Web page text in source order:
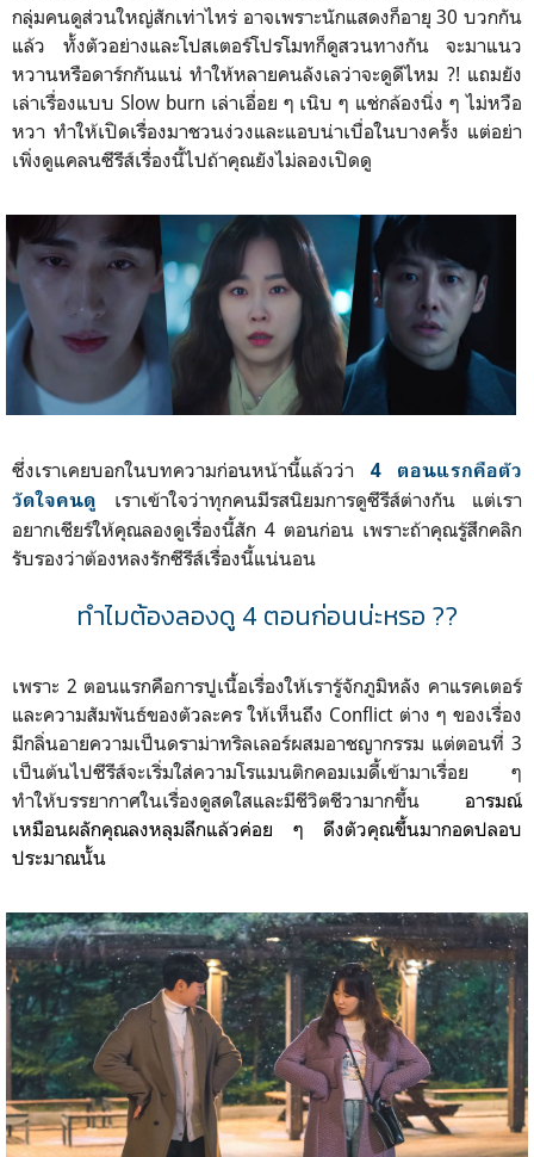
กลุ่มคนดูส่วนใหญ่สักเท่าไหร่ อาจเพราะนักแสดงก็อายุ 30 บวกกัน
แล้ว ทั้งตัวอย่างและโปสเตอร์โปรโมทก็ดูสวนทางกัน จะมาแนว
หวานหรือดาร์กกันแน่ ทำให้หลายคนลังเลว่าจะดูดีไหม ?! แถมยัง
เล่าเรื่องแบบ Slow burn เล่าเอื่อย ๆ เนิบ ๆ แช่กล้องนิ่ง ๆ ไม่หวือ
หวา ทำให้เปิดเรื่องมาชวนง่วงและแอบน่าเบื่อในบางครั้ง แต่อย่า
เพิ่งดูแคลนซีรีส์เรื่องนี้ไปถ้าคุณยังไม่ลองเปิดดู
ซึ่งเราเคยบอกในบทความก่อนหน้านี้แล้วว่า
4 ตอนแรกคือตัว
วัดใจคนดู
เราเข้าใจว่าทุกคนมีรสนิยมการดูซีรีส์ต่างกัน แต่เรา
อยากเชียร์ให้คุณลองดูเรื่องนี้สัก 4 ตอนก่อน เพราะถ้าคุณรู้สึกคลิก
รับรองว่าต้องหลงรักซีรีส์เรื่องนี้แน่นอน
ทำไมต้องลองดู 4 ตอนก่อนน่ะหรอ ??
เพราะ 2 ตอนแรกคือการปูเนื้อเรื่องให้เรารู้จักภูมิหลัง คาแรคเตอร์
และความสัมพันธ์ของตัวละคร ให้เห็นถึง Conflict ต่าง ๆ ของเรื่อง
มีกลิ่นอายความเป็นดราม่าทริลเลอร์ผสมอาชญากรรม แต่ตอนที่ 3
เป็นต้นไปซีรีส์จะเริ่มใส่ความโรแมนติกคอมเมดี้เข้ามาเรื่อย ๆ
ทำให้บรรยากาศในเรื่องดูสดใสและมีชีวิตชีวามากขึ้น อารมณ์
เหมือนผลักคุณลงหลุมลึกแล้วค่อย ๆ ดึงตัวคุณขึ้นมากอดปลอบ
ประมาณนั้น